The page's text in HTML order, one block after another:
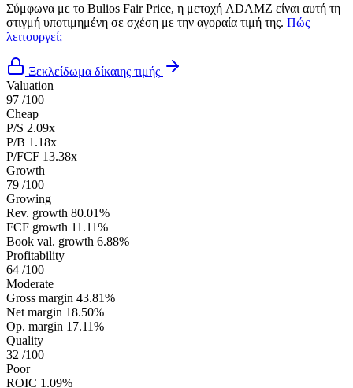
Σύμφωνα με το Bulios Fair Price, η μετοχή ADAMZ είναι αυτή τη
στιγμή υποτιμημένη σε σχέση με την αγοραία τιμή της. Πώς
λειτουργεί;
Ξεκλείδωμα δίκαιης τιμής
Valuation
97 /100
Cheap
P/S 2.09x
P/B 1.18x
P/FCF 13.38x
Growth
79 /100
Growing
Rev. growth 80.01%
FCF growth 11.11%
Book val. growth 6.88%
Profitability
64 /100
Moderate
Gross margin 43.81%
Net margin 18.50%
Op. margin 17.11%
Quality
32 /100
Poor
ROIC 1.09%